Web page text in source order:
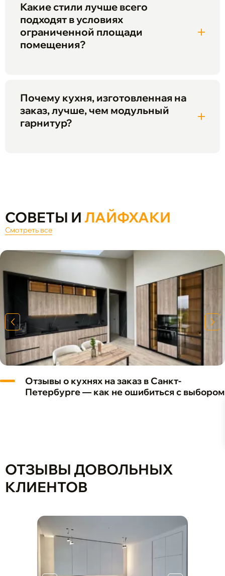
Какие стили лучше всего
подходят в условиях
ограниченной площади
помещения?
Почему кухня, изготовленная на
заказ, лучше, чем модульный
гарнитур?
СОВЕТЫ И ЛАЙФХАКИ
Смотреть все
Отзывы о кухнях на заказ в Санкт-
Петербурге — как не ошибиться с выбором
ОТЗЫВЫ ДОВОЛЬНЫХ
КЛИЕНТОВ